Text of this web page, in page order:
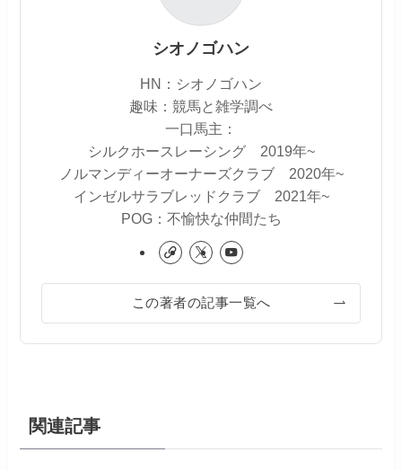
シオノゴハン
HN：シオノゴハン
趣味：競馬と雑学調べ
一口馬主：
シルクホースレーシング 2019年~
ノルマンディーオーナーズクラブ 2020年~
インゼルサラブレッドクラブ 2021年~
POG：不愉快な仲間たち
この著者の記事一覧へ
関連記事